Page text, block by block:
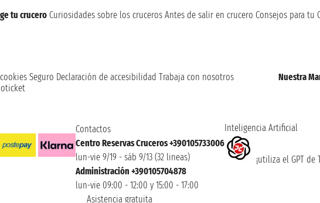
tu crucero Curiosidades sobre los cruceros Antes de salir en crucero Consejos para tu
Seguro Declaración de accesibilidad Trabaja con nosotros Nuestra
Contactos
Centro Reservas Cruceros +390105733006
lun-vie 9/19 - sáb 9/13 (32 lineas)
Administración +390105704878
lun-vie 09:00 - 12:00 y 15:00 - 17:00
Asistencia gratuita
Inteligencia Artificial
¡utiliza el GPT